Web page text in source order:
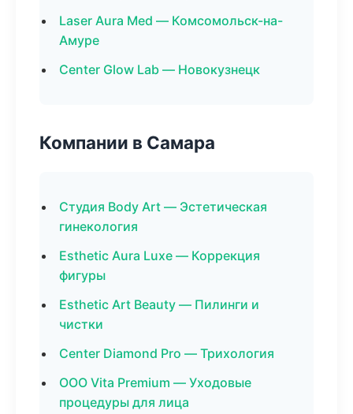
Laser Aura Med — Комсомольск-на-
Амуре
Center Glow Lab — Новокузнецк
Компании в Самара
Студия Body Art — Эстетическая
гинекология
Esthetic Aura Luxe — Коррекция
фигуры
Esthetic Art Beauty — Пилинги и
чистки
Center Diamond Pro — Трихология
ООО Vita Premium — Уходовые
процедуры для лица